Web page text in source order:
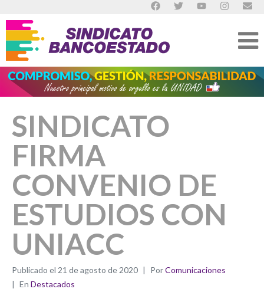
SINDICATO
FIRMA
CONVENIO DE
ESTUDIOS CON
UNIACC
Publicado el 21 de agosto de 2020 PorComunicaciones
En Destacados